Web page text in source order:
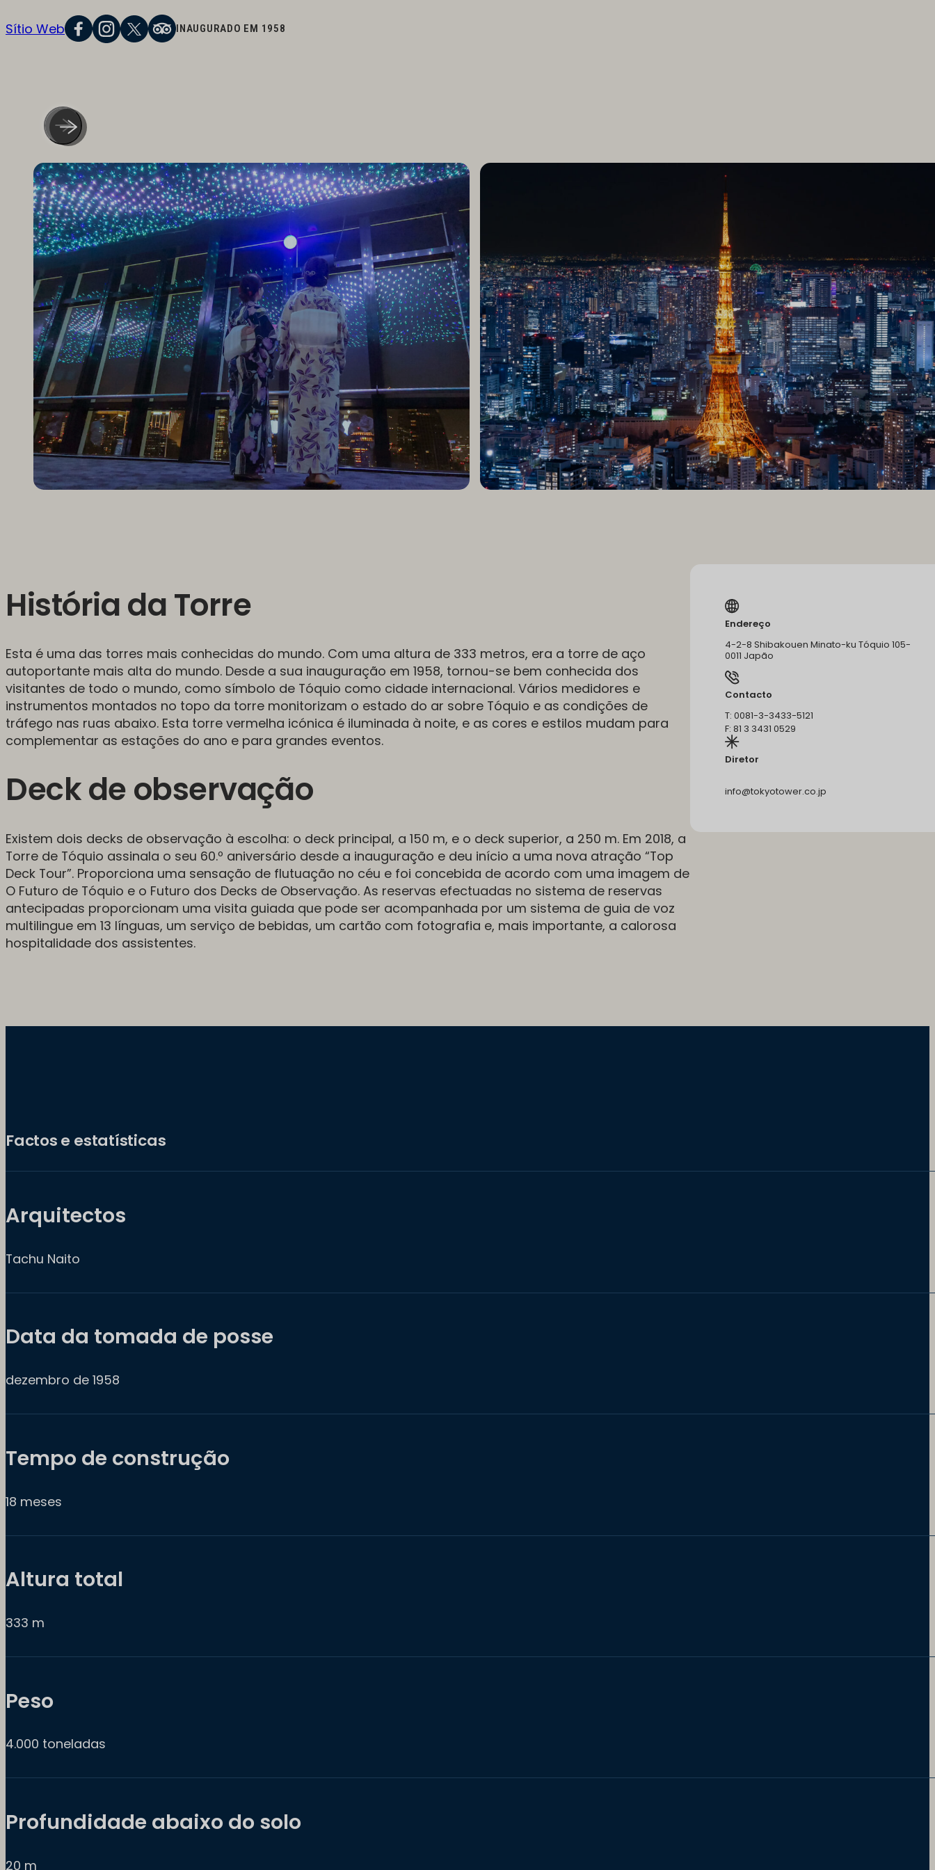
Sítio Web INAUGURADO EM 1958
História da Torre
Esta é uma das torres mais conhecidas do mundo. Com uma altura de 333 metros, era a torre de aço
autoportante mais alta do mundo. Desde a sua inauguração em 1958, tornou-se bem conhecida dos
visitantes de todo o mundo, como símbolo de Tóquio como cidade internacional. Vários medidores e
instrumentos montados no topo da torre monitorizam o estado do ar sobre Tóquio e as condições de
tráfego nas ruas abaixo. Esta torre vermelha icónica é iluminada à noite, e as cores e estilos mudam para
complementar as estações do ano e para grandes eventos.
Deck de observação
Existem dois decks de observação à escolha: o deck principal, a 150 m, e o deck superior, a 250 m. Em 2018, a
Torre de Tóquio assinala o seu 60.º aniversário desde a inauguração e deu início a uma nova atração “Top
Deck Tour”. Proporciona uma sensação de flutuação no céu e foi concebida de acordo com uma imagem de
O Futuro de Tóquio e o Futuro dos Decks de Observação. As reservas efectuadas no sistema de reservas
antecipadas proporcionam uma visita guiada que pode ser acompanhada por um sistema de guia de voz
multilingue em 13 línguas, um serviço de bebidas, um cartão com fotografia e, mais importante, a calorosa
hospitalidade dos assistentes.
Endereço
4-2-8 Shibakouen Minato-ku Tóquio 105-
0011 Japão
Contacto
T: 0081-3-3433-5121
F: 81 3 3431 0529
Diretor
info@tokyotower.co.jp
Factos e estatísticas
Arquitectos
Tachu Naito
Data da tomada de posse
dezembro de 1958
Tempo de construção
18 meses
Altura total
333 m
Peso
4.000 toneladas
Profundidade abaixo do solo
20 m